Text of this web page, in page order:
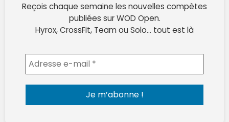
Reçois chaque semaine les nouvelles compètes
publiées sur WOD Open.
Hyrox, CrossFit, Team ou Solo… tout est là